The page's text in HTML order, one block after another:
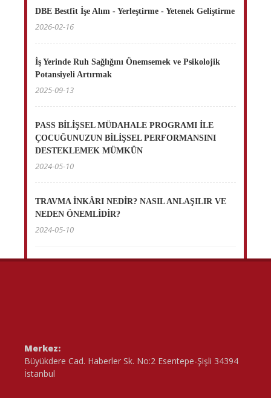
DBE Bestfit İşe Alım - Yerleştirme - Yetenek Geliştirme
2026-02-16
İş Yerinde Ruh Sağlığını Önemsemek ve Psikolojik
Potansiyeli Artırmak
2025-09-13
PASS BİLİŞSEL MÜDAHALE PROGRAMI İLE
ÇOCUĞUNUZUN BİLİŞSEL PERFORMANSINI
DESTEKLEMEK MÜMKÜN
2024-05-10
TRAVMA İNKÂRI NEDİR? NASIL ANLAŞILIR VE
NEDEN ÖNEMLİDİR?
2024-05-10
Merkez:
Büyükdere Cad. Haberler Sk. No:2 Esentepe-Şişli 34394
İstanbul